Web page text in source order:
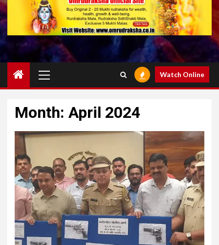
Menu
Watch Online
Month: April 2024